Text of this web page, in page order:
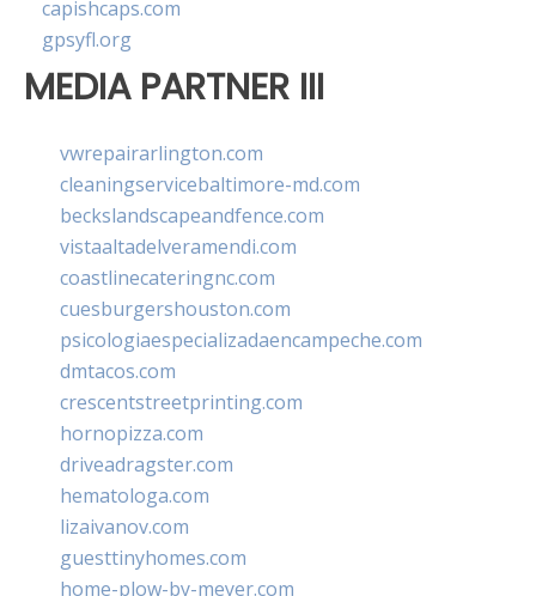
capishcaps.com
gpsyfl.org
MEDIA PARTNER III
vwrepairarlington.com
cleaningservicebaltimore-md.com
beckslandscapeandfence.com
vistaaltadelveramendi.com
coastlinecateringnc.com
cuesburgershouston.com
psicologiaespecializadaencampeche.com
dmtacos.com
crescentstreetprinting.com
hornopizza.com
driveadragster.com
hematologa.com
lizaivanov.com
guesttinyhomes.com
home-plow-by-meyer.com